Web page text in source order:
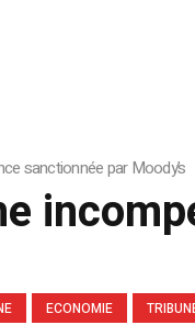
sanctionnée par Moody’s
ECONOMIE